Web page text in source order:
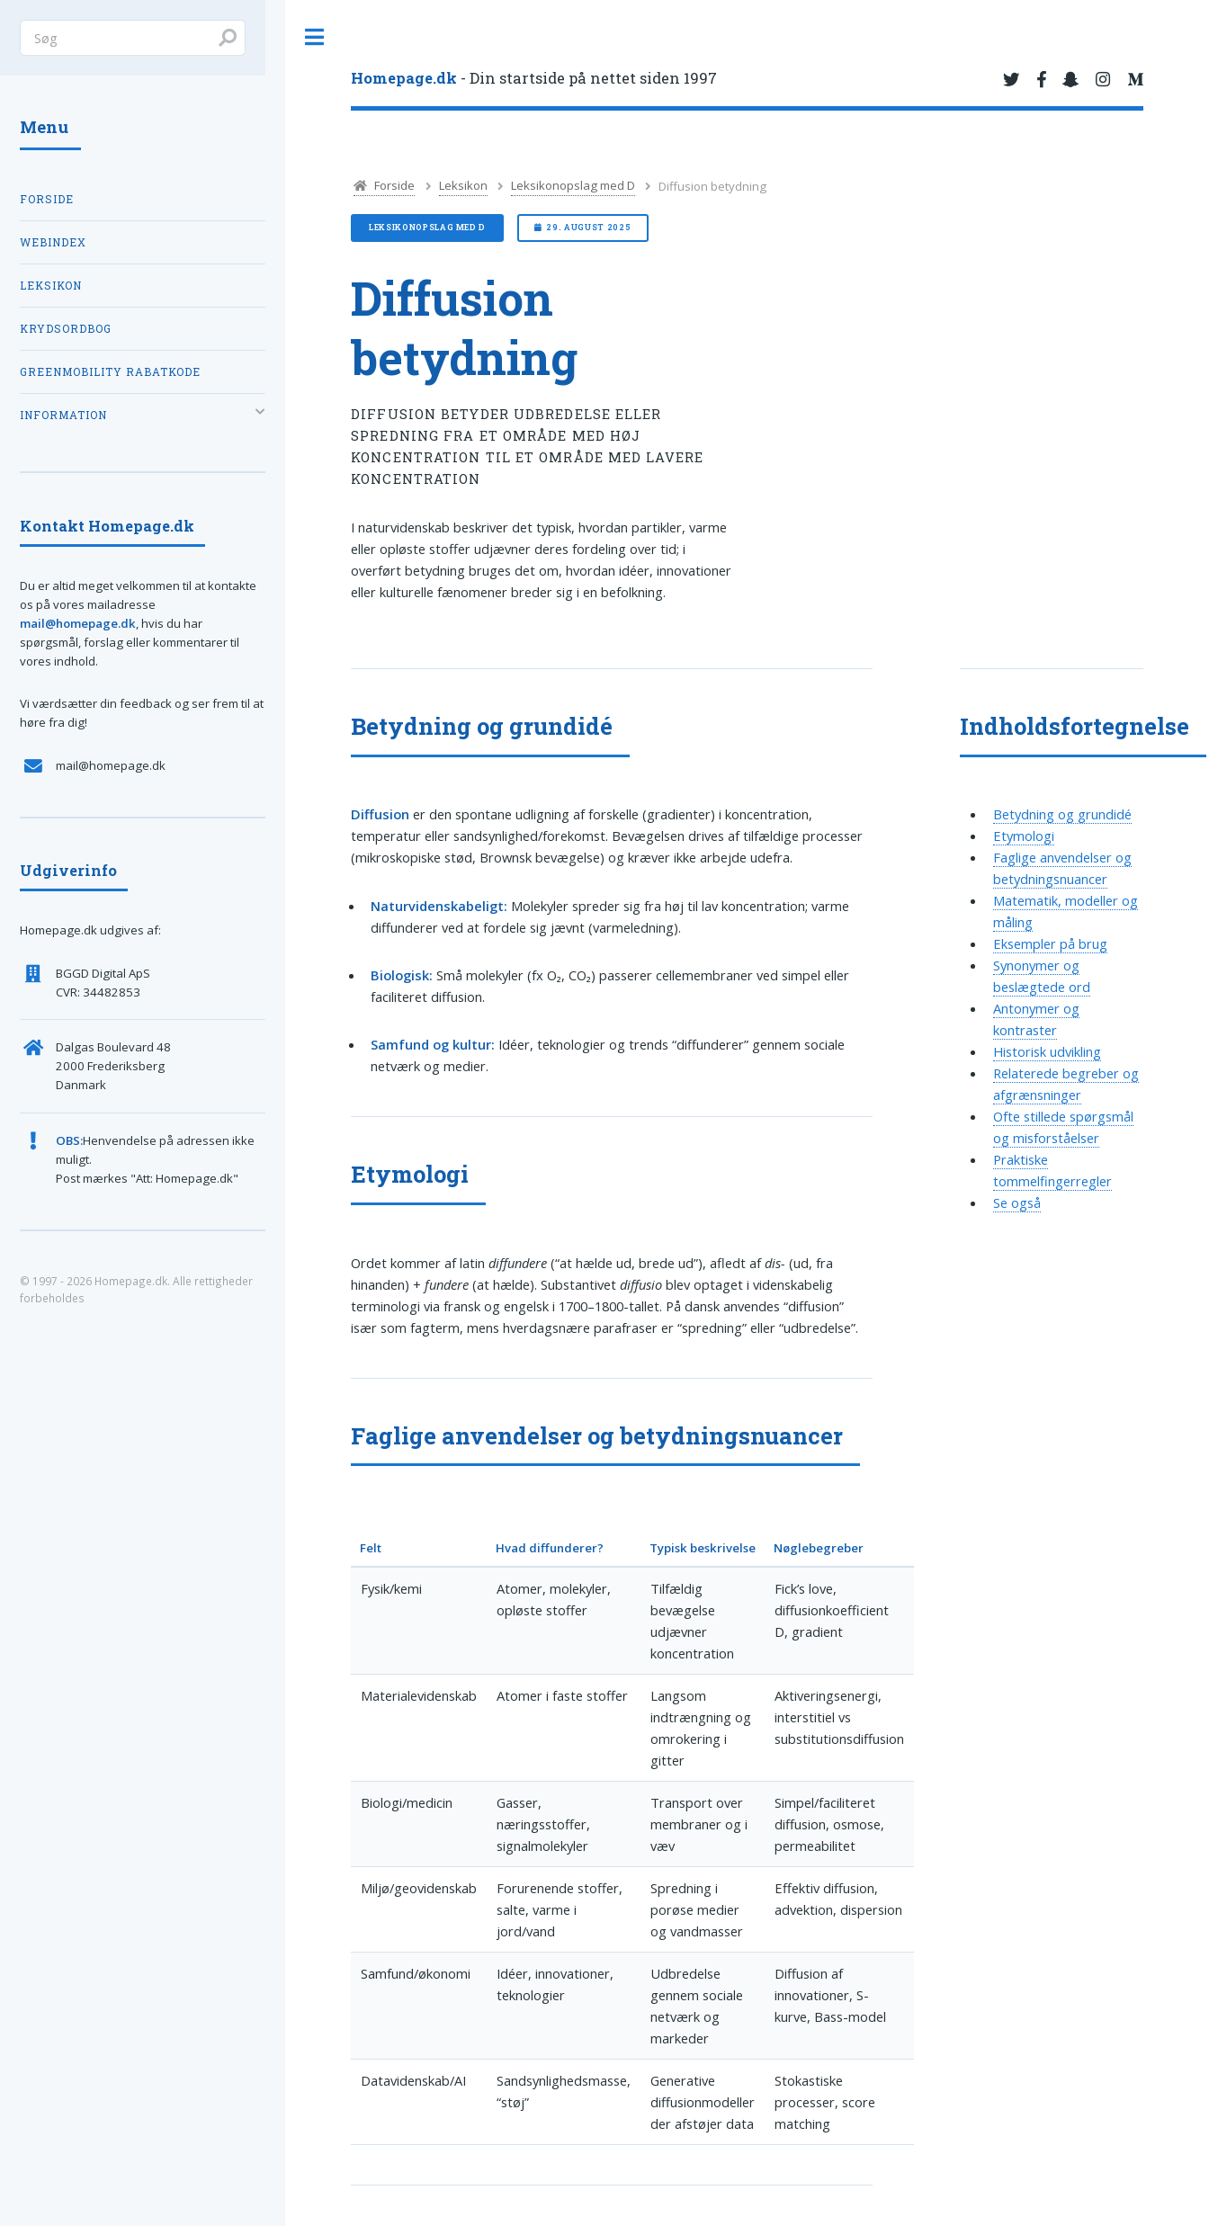
Homepage.dk - Din startside på nettet siden 1997
Forside Leksikon Leksikonopslag med D Diffusion betydning
LEKSIKONOPSLAG MED D 29. AUGUST 2025
Diffusion
betydning
DIFFUSION BETYDER UDBREDELSE ELLER
SPREDNING FRA ET OMRÅDE MED HØJ
KONCENTRATION TIL ET OMRÅDE MED LAVERE
KONCENTRATION
I naturvidenskab beskriver det typisk, hvordan partikler, varme
eller opløste stoffer udjævner deres fordeling over tid; i
overført betydning bruges det om, hvordan idéer, innovationer
eller kulturelle fænomener breder sig i en befolkning.
Betydning og grundidé
Diffusion er den spontane udligning af forskelle (gradienter) i koncentration,
temperatur eller sandsynlighed/forekomst. Bevægelsen drives af tilfældige processer
(mikroskopiske stød, Brownsk bevægelse) og kræver ikke arbejde udefra.
Naturvidenskabeligt: Molekyler spreder sig fra høj til lav koncentration; varme
diffunderer ved at fordele sig jævnt (varmeledning).
Biologisk: Små molekyler (fx O₂, CO₂) passerer cellemembraner ved simpel eller
faciliteret diffusion.
Samfund og kultur: Idéer, teknologier og trends “diffunderer” gennem sociale
netværk og medier.
Etymologi
Ordet kommer af latindiffundere (“at hælde ud, brede ud”), afledt afdis- (ud, fra
hinanden) + fundere (at hælde). Substantivetdiffusio blev optaget i videnskabelig
terminologi via fransk og engelsk i 1700–1800-tallet. På dansk anvendes “diffusion”
især som fagterm, mens hverdagsnære parafraser er “spredning” eller “udbredelse”.
Faglige anvendelser og betydningsnuancer
Felt Hvad diffunderer? Typisk beskrivelse Nøglebegreber
Fysik/kemi
Atomer, molekyler,
opløste stoffer
Tilfældig
bevægelse
udjævner
koncentration
Fick’s love,
diffusionkoefficient
D, gradient
Materialevidenskab Atomer i faste stoffer
Langsom
indtrængning og
omrokering i
gitter
Aktiveringsenergi,
interstitiel vs
substitutionsdiffusion
Biologi/medicin
Gasser,
næringsstoffer,
signalmolekyler
Transport over
membraner og i
væv
Simpel/faciliteret
diffusion, osmose,
permeabilitet
Miljø/geovidenskab
Forurenende stoffer,
salte, varme i
jord/vand
Spredning i
porøse medier
og vandmasser
Effektiv diffusion,
advektion, dispersion
Samfund/økonomi
Idéer, innovationer,
teknologier
Udbredelse
gennem sociale
netværk og
markeder
Diffusion af
innovationer, S-
kurve, Bass-model
Datavidenskab/AI
Sandsynlighedsmasse,
“støj”
Generative
diffusionmodeller
der afstøjer data
Stokastiske
processer, score
matching
Indholdsfortegnelse
Betydning og grundidé
Etymologi
Faglige anvendelser og
betydningsnuancer
Matematik, modeller og
måling
Eksempler på brug
Synonymer og
beslægtede ord
Antonymer og
kontraster
Historisk udvikling
Relaterede begreber og
afgrænsninger
Ofte stillede spørgsmål
og misforståelser
Praktiske
tommelfingerregler
Se også
Menu
FORSIDE
WEBINDEX
LEKSIKON
KRYDSORDBOG
GREENMOBILITY RABATKODE
INFORMATION
Kontakt Homepage.dk
Du er altid meget velkommen til at kontakte
os på vores mailadresse
mail@homepage.dk, hvis du har
spørgsmål, forslag eller kommentarer til
vores indhold.
Vi værdsætter din feedback og ser frem til at
høre fra dig!
mail@homepage.dk
Udgiverinfo
Homepage.dk udgives af:
BGGD Digital ApS
CVR: 34482853
Dalgas Boulevard 48
2000 Frederiksberg
Danmark
OBS:Henvendelse på adressen ikke
muligt.
Post mærkes "Att: Homepage.dk"
© 1997 - 2026 Homepage.dk. Alle rettigheder
forbeholdes